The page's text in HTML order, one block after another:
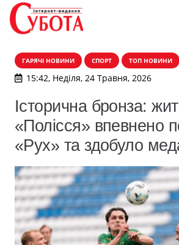
ГАРЯЧІ НОВИНИ СПОРТ ТОП НОВИНИ
15:42, Неділя, 24 Травня, 2026
Історична бронза:
«Полісся» впевнено
«Рух» та здобуло